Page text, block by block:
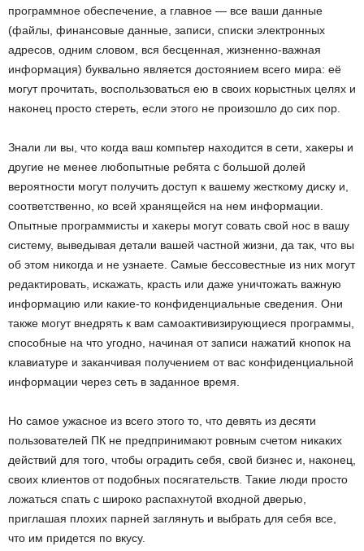
программное обеспечение, а главное — все ваши данные
(файлы, финансовые данные, записи, cписки электронных
адресов, одним словом, вся бесценная, жизненно-важная
информация) буквально является достоянием всего мира: её
могут прочитать, воспользоваться ею в своих корыстных целях и
наконец просто стереть, если этого не произошло до сих пор.
Знали ли вы, что когда ваш компьтер находится в сети, хакеры и
другие не менее любопытные ребята с большой долей
вероятности могут получить доступ к вашему жесткому диску и,
соответственно, ко всей хранящейся на нем информации.
Опытные программисты и хакеры могут совать свой нос в вашу
систему, выведывая детали вашей частной жизни, да так, что вы
об этом никогда и не узнаете. Самые бессовестные из них могут
редактировать, искажать, красть или даже уничтожать важную
информацию или какие-то конфиденциальные сведения. Они
также могут внедрять к вам самоактивизирующиеся программы,
способные на что угодно, начиная от записи нажатий кнопок на
клавиатуре и заканчивая получением от вас конфиденциальной
информации через сеть в заданное время.
Но самое ужасное из всего этого то, что девять из десяти
пользователей ПК не предпринимают ровным счетом никаких
действий для того, чтобы оградить себя, свой бизнес и, наконец,
своих клиентов от подобных посягательств. Такие люди просто
ложаться спать с широко распахнутой входной дверью,
приглашая плохих парней заглянуть и выбрать для себя все,
что им придется по вкусу.